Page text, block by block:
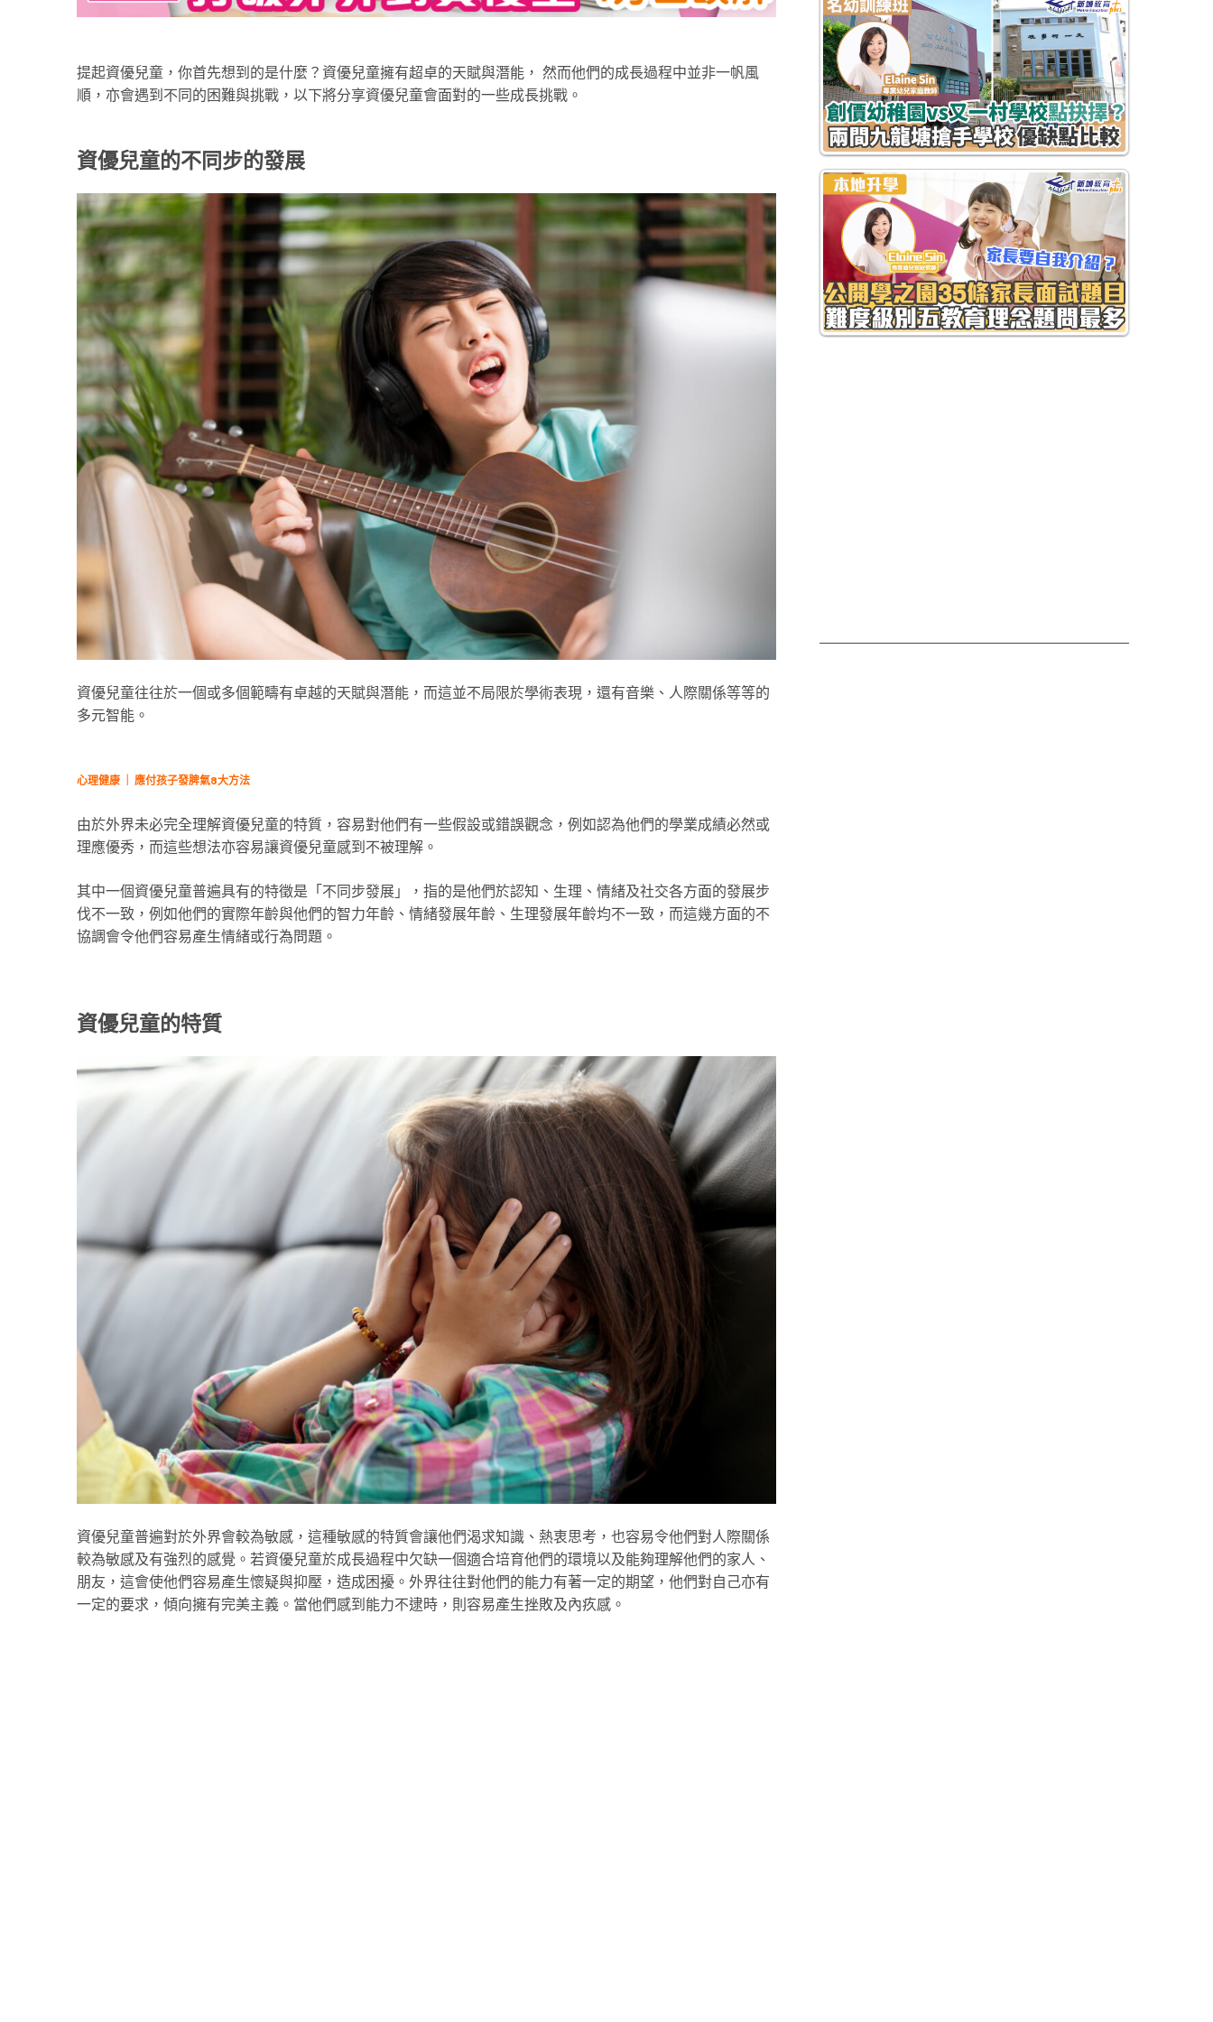
提起資優兒童，你首先想到的是什麼？資優兒童擁有超卓的天賦與潛能， 然而他們的成長過程中並非一帆風
順，亦會遇到不同的困難與挑戰，以下將分享資優兒童會面對的一些成長挑戰。
資優兒童的不同步的發展
資優兒童往往於一個或多個範疇有卓越的天賦與潛能，而這並不局限於學術表現，還有音樂、人際關係等等的
多元智能。
心理健康 ｜ 應付孩子發脾氣8大方法
由於外界未必完全理解資優兒童的特質，容易對他們有一些假設或錯誤觀念，例如認為他們的學業成績必然或
理應優秀，而這些想法亦容易讓資優兒童感到不被理解。
其中一個資優兒童普遍具有的特徵是「不同步發展」，指的是他們於認知、生理、情緒及社交各方面的發展步
伐不一致，例如他們的實際年齡與他們的智力年齡、情緒發展年齡、生理發展年齡均不一致，而這幾方面的不
協調會令他們容易產生情緒或行為問題。
資優兒童的特質
資優兒童普遍對於外界會較為敏感，這種敏感的特質會讓他們渴求知識、熱衷思考，也容易令他們對人際關係
較為敏感及有強烈的感覺。若資優兒童於成長過程中欠缺一個適合培育他們的環境以及能夠理解他們的家人、
朋友，這會使他們容易產生懷疑與抑壓，造成困擾。外界往往對他們的能力有著一定的期望，他們對自己亦有
一定的要求，傾向擁有完美主義。當他們感到能力不逮時，則容易產生挫敗及內疚感。